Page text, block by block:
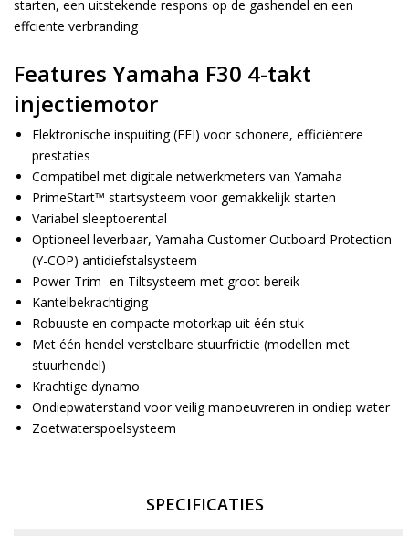
starten, een uitstekende respons op de gashendel en een
effciente verbranding
Features Yamaha F30 4-takt
injectiemotor
Elektronische inspuiting (EFI) voor schonere, efficiëntere
prestaties
Compatibel met digitale netwerkmeters van Yamaha
PrimeStart™ startsysteem voor gemakkelijk starten
Variabel sleeptoerental
Optioneel leverbaar, Yamaha Customer Outboard Protection
(Y-COP) antidiefstalsysteem
Power Trim- en Tiltsysteem met groot bereik
Kantelbekrachtiging
Robuuste en compacte motorkap uit één stuk
Met één hendel verstelbare stuurfrictie (modellen met
stuurhendel)
Krachtige dynamo
Ondiepwaterstand voor veilig manoeuvreren in ondiep water
Zoetwaterspoelsysteem
SPECIFICATIES